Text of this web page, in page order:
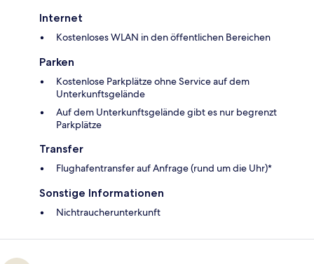
Internet
Kostenloses WLAN in den öffentlichen Bereichen
Parken
Kostenlose Parkplätze ohne Service auf dem
Unterkunftsgelände
Auf dem Unterkunftsgelände gibt es nur begrenzt
Parkplätze
Transfer
Flughafentransfer auf Anfrage (rund um die Uhr)*
Sonstige Informationen
Nichtraucherunterkunft